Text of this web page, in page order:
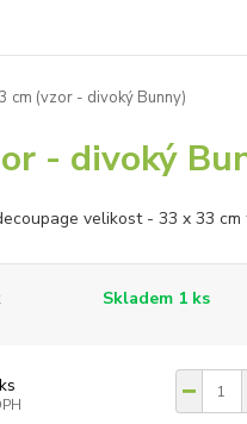
cm (vzor - divoký Bunny)
- divoký
velikost - 33 x 33
Skladem 1 ks